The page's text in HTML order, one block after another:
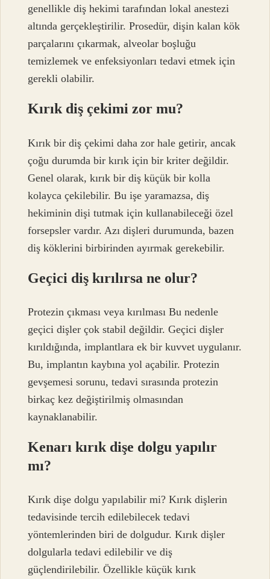
genellikle diş hekimi tarafından lokal anestezi
altında gerçekleştirilir. Prosedür, dişin kalan kök
parçalarını çıkarmak, alveolar boşluğu
temizlemek ve enfeksiyonları tedavi etmek için
gerekli olabilir.
Kırık diş çekimi zor mu?
Kırık bir diş çekimi daha zor hale getirir, ancak
çoğu durumda bir kırık için bir kriter değildir.
Genel olarak, kırık bir diş küçük bir kolla
kolayca çekilebilir. Bu işe yaramazsa, diş
hekiminin dişi tutmak için kullanabileceği özel
forsepsler vardır. Azı dişleri durumunda, bazen
diş köklerini birbirinden ayırmak gerekebilir.
Geçici diş kırılırsa ne olur?
Protezin çıkması veya kırılması Bu nedenle
geçici dişler çok stabil değildir. Geçici dişler
kırıldığında, implantlara ek bir kuvvet uygulanır.
Bu, implantın kaybına yol açabilir. Protezin
gevşemesi sorunu, tedavi sırasında protezin
birkaç kez değiştirilmiş olmasından
kaynaklanabilir.
Kenarı kırık dişe dolgu yapılır
mı?
Kırık dişe dolgu yapılabilir mi? Kırık dişlerin
tedavisinde tercih edilebilecek tedavi
yöntemlerinden biri de dolgudur. Kırık dişler
dolgularla tedavi edilebilir ve diş
güçlendirilebilir. Özellikle küçük kırık